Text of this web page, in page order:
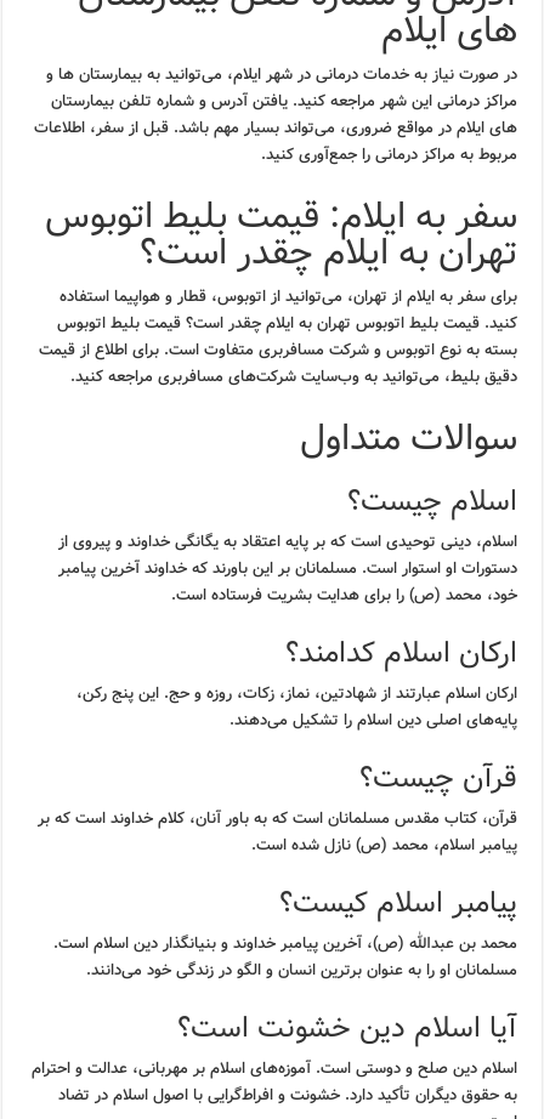
های ایلام
در صورت نیاز به خدمات درمانی در شهر ایلام، می‌توانید به بیمارستان ها و
مراکز درمانی این شهر مراجعه کنید. یافتن آدرس و شماره تلفن بیمارستان
های ایلام در مواقع ضروری، می‌تواند بسیار مهم باشد. قبل از سفر، اطلاعات
مربوط به مراکز درمانی را جمع‌آوری کنید.
سفر به ایلام: قیمت بلیط اتوبوس
تهران به ایلام چقدر است؟
برای سفر به ایلام از تهران، می‌توانید از اتوبوس، قطار و هواپیما استفاده
کنید. قیمت بلیط اتوبوس تهران به ایلام چقدر است؟ قیمت بلیط اتوبوس
بسته به نوع اتوبوس و شرکت مسافربری متفاوت است. برای اطلاع از قیمت
دقیق بلیط، می‌توانید به وب‌سایت شرکت‌های مسافربری مراجعه کنید.
سوالات متداول
اسلام چیست؟
اسلام، دینی توحیدی است که بر پایه اعتقاد به یگانگی خداوند و پیروی از
دستورات او استوار است. مسلمانان بر این باورند که خداوند آخرین پیامبر
خود، محمد (ص) را برای هدایت بشریت فرستاده است.
ارکان اسلام کدامند؟
ارکان اسلام عبارتند از شهادتین، نماز، زکات، روزه و حج. این پنج رکن،
پایه‌های اصلی دین اسلام را تشکیل می‌دهند.
قرآن چیست؟
قرآن، کتاب مقدس مسلمانان است که به باور آنان، کلام خداوند است که بر
پیامبر اسلام، محمد (ص) نازل شده است.
پیامبر اسلام کیست؟
محمد بن عبدالله (ص)، آخرین پیامبر خداوند و بنیانگذار دین اسلام است.
مسلمانان او را به عنوان برترین انسان و الگو در زندگی خود می‌دانند.
آیا اسلام دین خشونت است؟
اسلام دین صلح و دوستی است. آموزه‌های اسلام بر مهربانی، عدالت و احترام
به حقوق دیگران تأکید دارد. خشونت و افراط‌گرایی با اصول اسلام در تضاد